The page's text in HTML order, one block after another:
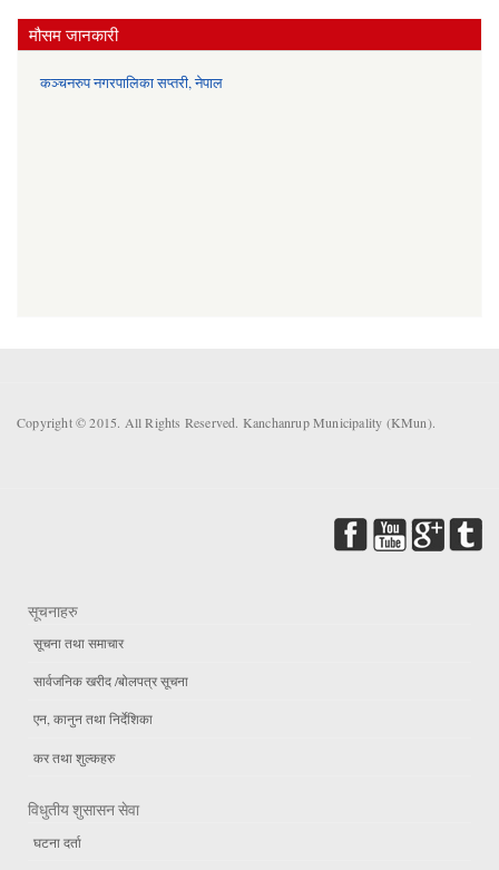
मौसम जानकारी
कञ्चनरुप नगरपालिका सप्तरी, नेपाल
Copyright © 2015. All Rights Reserved. Kanchanrup Municipality (KMun).
सूचनाहरु
सूचना तथा समाचार
सार्वजनिक खरीद /बोलपत्र सूचना
एन, कानुन तथा निर्देशिका
कर तथा शुल्कहरु
विधुतीय शुसासन सेवा
घटना दर्ता